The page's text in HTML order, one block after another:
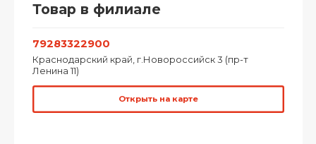
Товар в филиале
79283322900
Краснодарский край, г.Новороссийск 3 (пр-т
Ленина 11)
Открыть на карте